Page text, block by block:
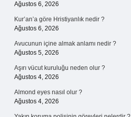
Ağustos 6, 2026
Kur’an’a göre Hristiyanlık nedir ?
Ağustos 6, 2026
Avucunun içine almak anlamı nedir ?
Ağustos 5, 2026
Aşırı vücut kuruluğu neden olur ?
Ağustos 4, 2026
Almond eyes nasıl olur ?
Ağustos 4, 2026